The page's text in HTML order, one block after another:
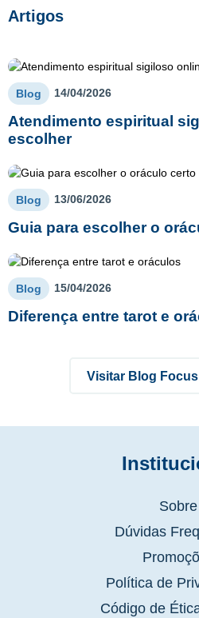
Artigos
Blog 14/04/2026
Atendimento espiritual
escolher
Blog 13/06/2026
Guia para escolher o
Blog 15/04/2026
Diferença entre tarot e
Visitar Blog
Sobre
Dúvidas
Política de
Código de